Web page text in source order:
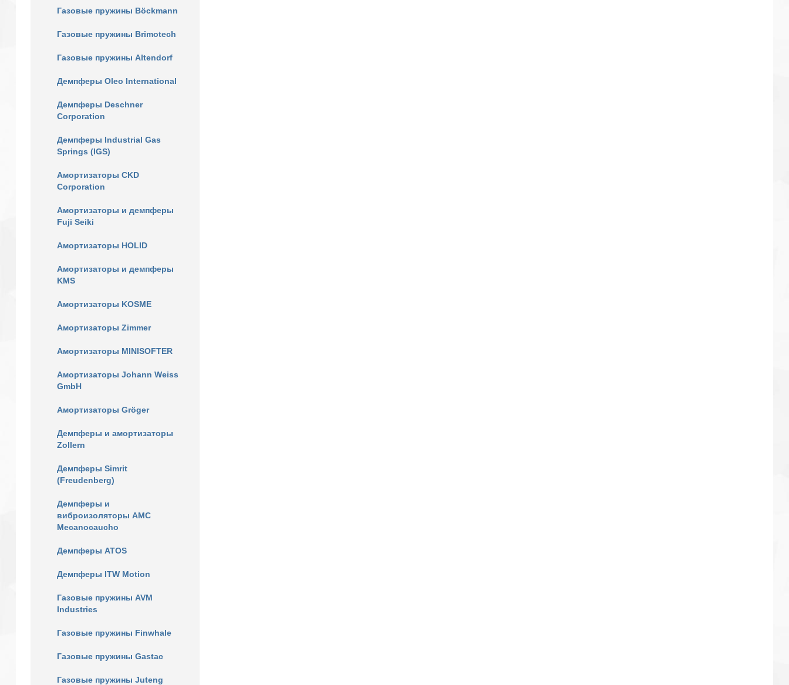
Газовые пружины Böckmann
Газовые пружины Brimotech
Газовые пружины Altendorf
Демпферы Oleo International
Демпферы Deschner
Corporation
Демпферы Industrial Gas
Springs (IGS)
Амортизаторы CKD
Corporation
Амортизаторы и демпферы
Fuji Seiki
Амортизаторы HOLID
Амортизаторы и демпферы
KMS
Амортизаторы KOSME
Амортизаторы Zimmer
Амортизаторы MINISOFTER
Амортизаторы Johann Weiss
GmbH
Амортизаторы Gröger
Демпферы и амортизаторы
Zollern
Демпферы Simrit
(Freudenberg)
Демпферы и
виброизоляторы AMC
Mecanocaucho
Демпферы ATOS
Демпферы ITW Motion
Газовые пружины AVM
Industries
Газовые пружины Finwhale
Газовые пружины Gastac
Газовые пружины Juteng